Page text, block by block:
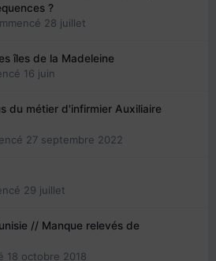
?
28 juillet
îles de la Madeleine
16 juin
du métier d'infirmier Auxiliaire
27 septembre 2022
29 juillet
// Manque relevés de
18 octobre 2018